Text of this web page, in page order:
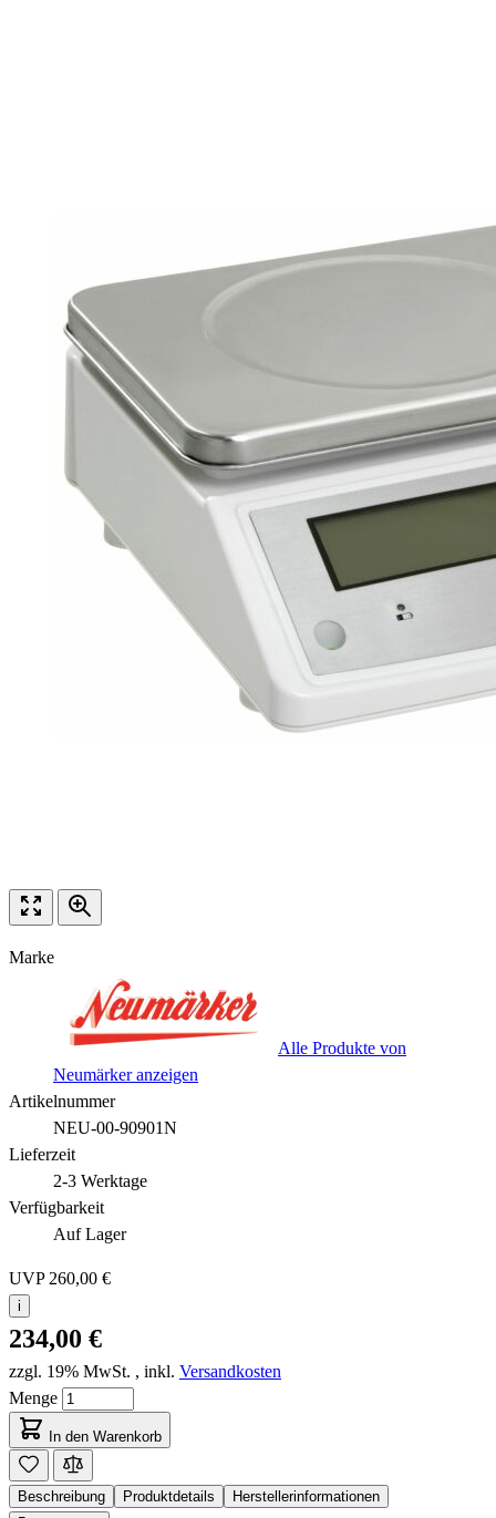
Marke
Alle Produkte von
Neumärker anzeigen
Artikelnummer
NEU-00-90901N
Lieferzeit
2-3 Werktage
Verfügbarkeit
Auf Lager
UVP 260,00 €
i
234,00 €
zzgl. 19% MwSt. , inkl. Versandkosten
Menge
In den Warenkorb
Beschreibung Produktdetails
Herstellerinformationen